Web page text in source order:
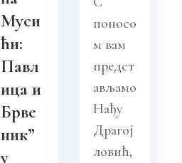
Муси
ћи:
Павл
ица и
Брве
ник”
у
поносо
м вам
предст
ављамо
Нађу
Драгој
ловић,